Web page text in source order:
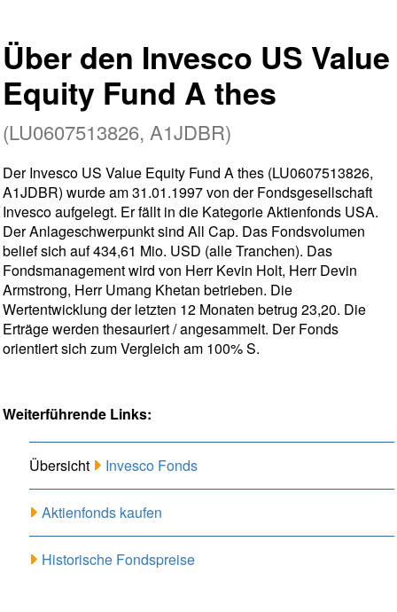
Über den Invesco US Value
Equity Fund A thes
(LU0607513826, A1JDBR)
Der Invesco US Value Equity Fund A thes (LU0607513826,
A1JDBR) wurde am 31.01.1997 von der Fondsgesellschaft
Invesco aufgelegt. Er fällt in die Kategorie Aktienfonds USA.
Der Anlageschwerpunkt sind All Cap. Das Fondsvolumen
belief sich auf 434,61 Mio. USD (alle Tranchen). Das
Fondsmanagement wird von Herr Kevin Holt, Herr Devin
Armstrong, Herr Umang Khetan betrieben. Die
Wertentwicklung der letzten 12 Monaten betrug 23,20. Die
Erträge werden thesauriert / angesammelt. Der Fonds
orientiert sich zum Vergleich am 100% S.
Weiterführende Links:
Übersicht Invesco Fonds
Aktienfonds kaufen
Historische Fondspreise